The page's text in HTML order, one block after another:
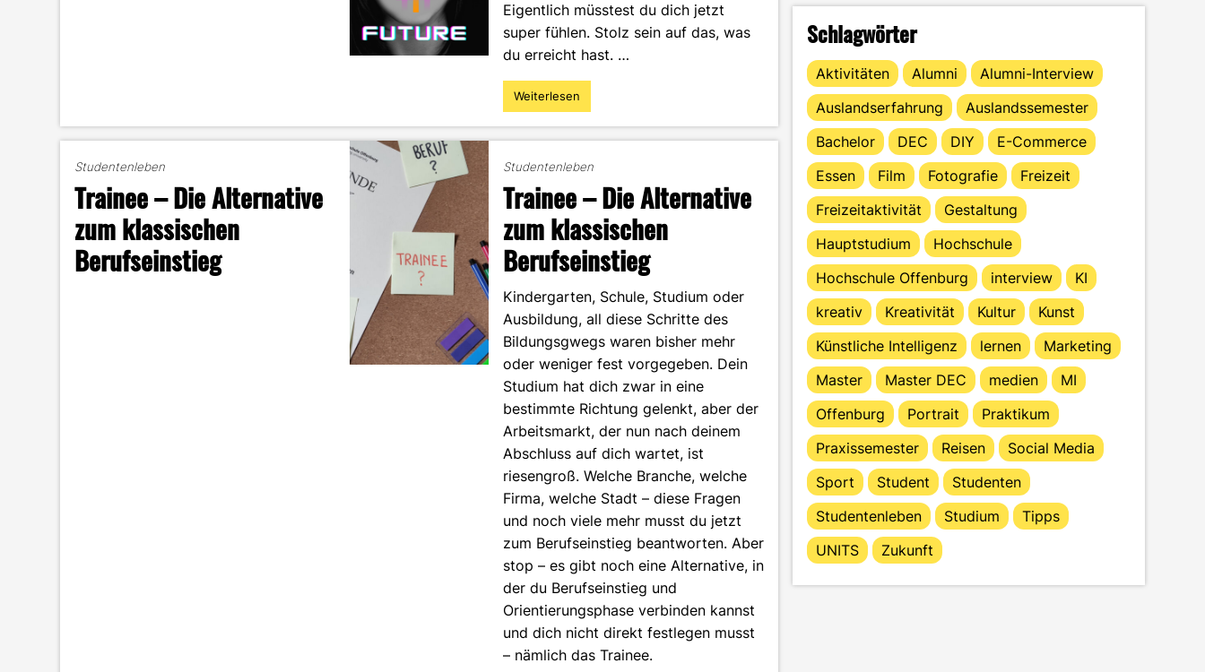
Eigentlich müsstest du dich jetzt
super fühlen. Stolz sein auf das, was
du erreicht hast. …
"Wie
geht
–
Panik
nach
dem
Bachelor-
Studium"
Weiterlesen
Studentenleben
Trainee – Die Alternative
zum klassischen
Berufseinstieg
Studentenleben
Trainee – Die Alternative
zum klassischen
Berufseinstieg
Kindergarten, Schule, Studium oder
Ausbildung, all diese Schritte des
Bildungsgwegs waren bisher mehr
oder weniger fest vorgegeben. Dein
Studium hat dich zwar in eine
bestimmte Richtung gelenkt, aber der
Arbeitsmarkt, der nun nach deinem
Abschluss auf dich wartet, ist
riesengroß. Welche Branche, welche
Firma, welche Stadt – diese Fragen
und noch viele mehr musst du jetzt
zum Berufseinstieg beantworten. Aber
stop – es gibt noch eine Alternative, in
der du Berufseinstieg und
Orientierungsphase verbinden kannst
und dich nicht direkt festlegen musst
– nämlich das Trainee.
Schlagwörter
Aktivitäten Alumni
Alumni-Interview
Auslandserfahrung
Auslandssemester
Bachelor
DEC DIY
E-Commerce
Essen
Film Fotografie
Freizeit
Freizeitaktivität
Gestaltung
Hauptstudium
Hochschule
Hochschule Offenburg
interview
KI
kreativ
Kreativität Kultur
Kunst
Künstliche Intelligenz
lernen
Marketing
Master
Master DEC medien
MI
Offenburg
Portrait
Praktikum
Praxissemester
Reisen
Social Media
Sport
Student
Studenten
Studentenleben
Studium
Tipps
UNITS
Zukunft